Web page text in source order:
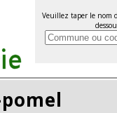
Veuillez taper le nom